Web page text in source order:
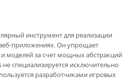
инструмент для реализации
приложениях. Он упрощает
моделей за счет мощных абстракций
не специализируется исключительно
разработчиками игровых